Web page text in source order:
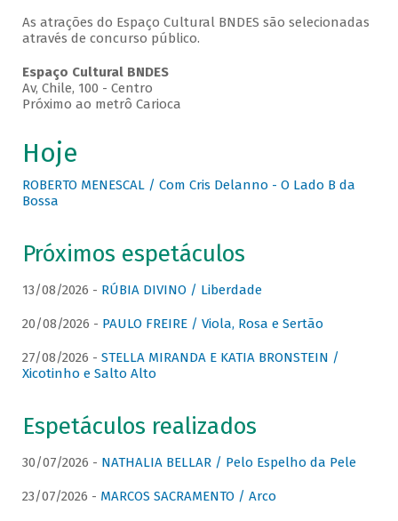
As atrações do Espaço Cultural BNDES são selecionadas
através de concurso público.
Espaço Cultural BNDES
Av, Chile, 100 - Centro
Próximo ao metrô Carioca
Hoje
ROBERTO MENESCAL / Com Cris Delanno - O Lado B da
Bossa
Próximos espetáculos
13/08/2026 - RÚBIA DIVINO / Liberdade
20/08/2026 - PAULO FREIRE / Viola, Rosa e Sertão
27/08/2026 - STELLA MIRANDA E KATIA BRONSTEIN /
Xicotinho e Salto Alto
Espetáculos realizados
30/07/2026 - NATHALIA BELLAR / Pelo Espelho da Pele
23/07/2026 - MARCOS SACRAMENTO / Arco